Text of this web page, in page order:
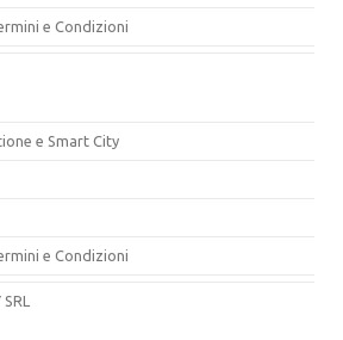
e Condizioni
e Smart City
e Condizioni